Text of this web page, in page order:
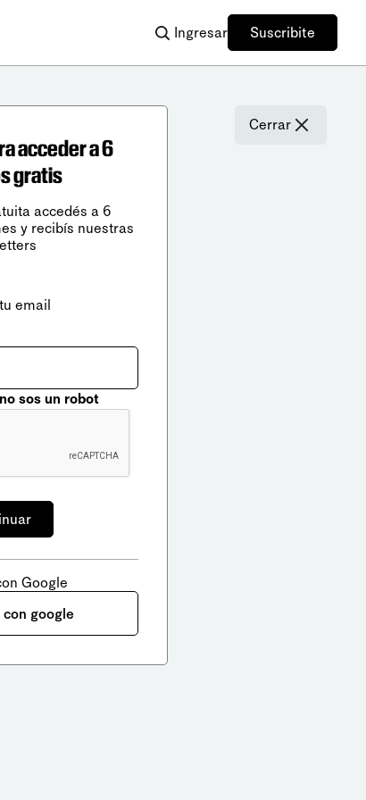
Ingresar Suscribite
Cerrar
acceder a 6
gratis
accedés a 6
y recibís nuestras
email
sos un robot
Google
google